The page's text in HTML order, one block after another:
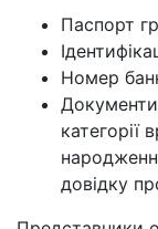
Паспорт
Номер
категорії
довідку